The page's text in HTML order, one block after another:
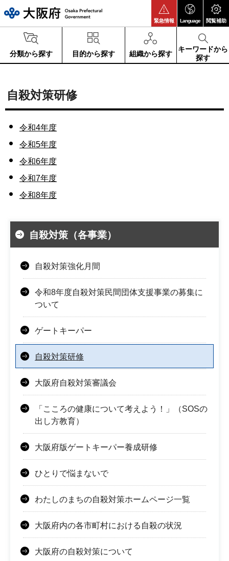
緊急情報 Language 閲覧補助
分類から探す 目的から探す 組織から探す
キーワードから
探す
自殺対策研修
令和4年度
令和5年度
令和6年度
令和7年度
令和8年度
自殺対策（各事業）
自殺対策強化月間
令和8年度自殺対策民間団体支援事業の募集に
ついて
ゲートキーパー
自殺対策研修
大阪府自殺対策審議会
「こころの健康について考えよう！」（SOSの
出し方教育）
大阪府版ゲートキーパー養成研修
ひとりで悩まないで
わたしのまちの自殺対策ホームページ一覧
大阪府内の各市町村における自殺の状況
大阪府の自殺対策について